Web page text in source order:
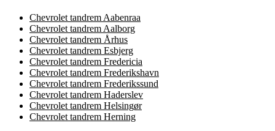
Chevrolet tandrem Aabenraa
Chevrolet tandrem Aalborg
Chevrolet tandrem Århus
Chevrolet tandrem Esbjerg
Chevrolet tandrem Fredericia
Chevrolet tandrem Frederikshavn
Chevrolet tandrem Frederikssund
Chevrolet tandrem Haderslev
Chevrolet tandrem Helsingør
Chevrolet tandrem Herning